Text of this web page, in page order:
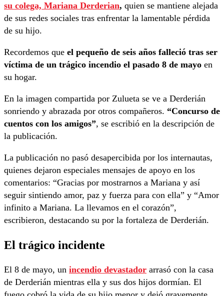
su colega, Mariana Derderian, quien se mantiene alejada
de sus redes sociales tras enfrentar la lamentable pérdida
de su hijo.
Recordemos que el pequeño de seis años falleció tras ser
víctima de un trágico incendio el pasado 8 de mayo en
su hogar.
En la imagen compartida por Zulueta se ve a Derderián
sonriendo y abrazada por otros compañeros. “Concurso de
cuentos con los amigos”, se escribió en la descripción de
la publicación.
La publicación no pasó desapercibida por los internautas,
quienes dejaron especiales mensajes de apoyo en los
comentarios: “Gracias por mostrarnos a Mariana y así
seguir sintiendo amor, paz y fuerza para con ella” y “Amor
infinito a Mariana. La llevamos en el corazón”,
escribieron, destacando su por la fortaleza de Derderián.
El trágico incidente
El 8 de mayo, un incendio devastador arrasó con la casa
de Derderián mientras ella y sus dos hijos dormían. El